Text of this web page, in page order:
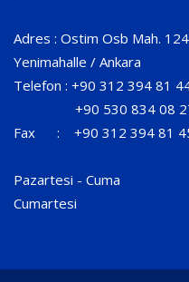
Adres : Ostim Osb Mah.
Yenimahalle / Ankara
Telefon : +90 312 394 81
+90 530 834 08
Fax : +90 312 394 81
Pazartesi - Cuma
Cumartesi